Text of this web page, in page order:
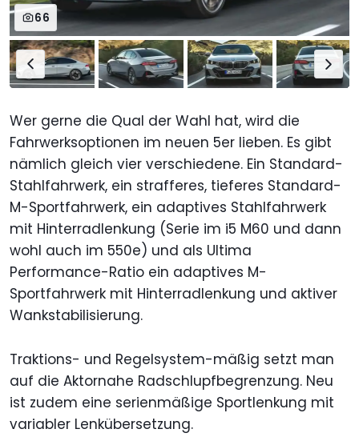
66
Wer gerne die Qual der Wahl hat, wird die
Fahrwerksoptionen im neuen 5er lieben. Es gibt
nämlich gleich vier verschiedene. Ein Standard-
Stahlfahrwerk, ein strafferes, tieferes Standard-
M-Sportfahrwerk, ein adaptives Stahlfahrwerk
mit Hinterradlenkung (Serie im i5 M60 und dann
wohl auch im 550e) und als Ultima
Performance-Ratio ein adaptives M-
Sportfahrwerk mit Hinterradlenkung und aktiver
Wankstabilisierung.
Traktions- und Regelsystem-mäßig setzt man
auf die Aktornahe Radschlupfbegrenzung. Neu
ist zudem eine serienmäßige Sportlenkung mit
variabler Lenkübersetzung.